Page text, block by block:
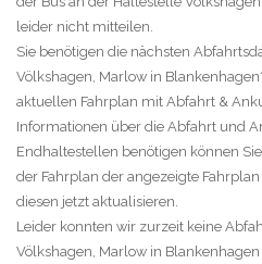
leider nicht mitteilen.
Sie benötigen die nächsten
Völkshagen, Marlow in
aktuellen Fahrplan mit Abfahrt &
Informationen über die Abfahrt und
Endhaltestellen benötigen können
der Fahrplan der angezeigte
diesen jetzt aktualisieren.
Leider konnten wir zurzeit keine
Völkshagen, Marlow in